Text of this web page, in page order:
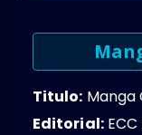
Titulo: Manga
Editorial:ECC